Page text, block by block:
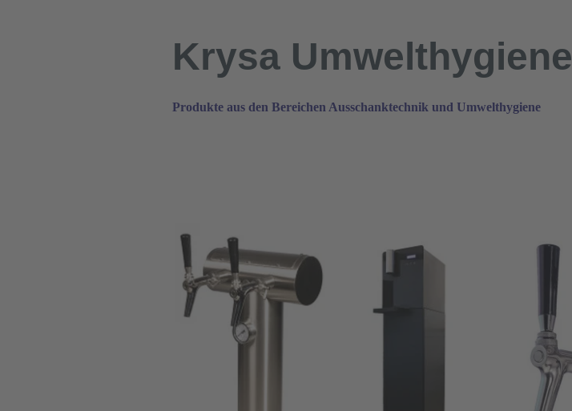
Krysa Umwelthygiene
Produkte aus den Bereichen Ausschanktechnik und Umwelthygiene